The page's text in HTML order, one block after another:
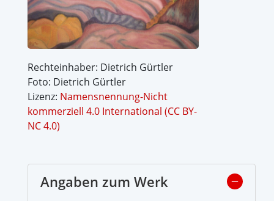
Rechteinhaber: Dietrich Gürtler
Foto: Dietrich Gürtler
Lizenz: Namensnennung-Nicht
kommerziell 4.0 International (CC BY-
NC 4.0)
Angaben zum Werk